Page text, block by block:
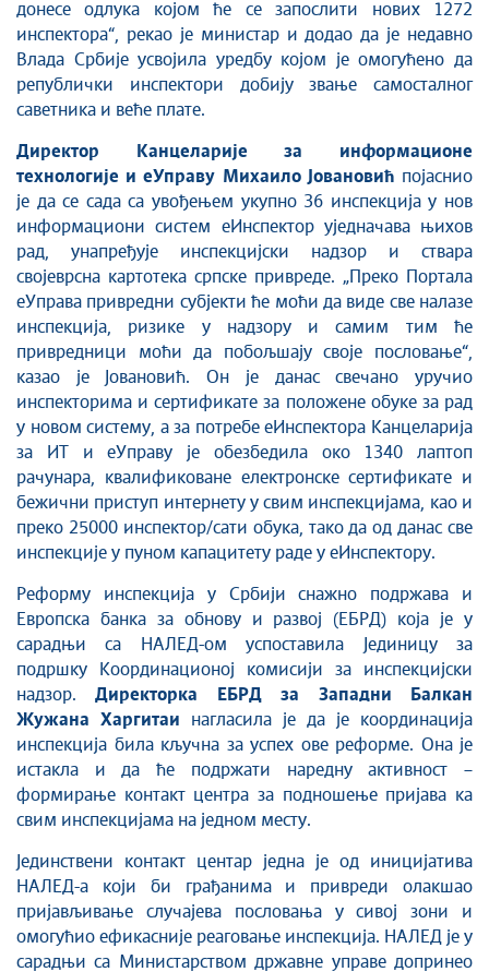
донесе одлука којом ће се запослити нових 1272
инспектора“, рекао је министар и додао да је недавно
Влада Србије усвојила уредбу којом је омогућено да
републички инспектори добију звање самосталног
саветника и веће плате.
Директор Канцеларије за информационе
технологије и еУправу Михаило Јовановић појаснио
је да се сада са увођењем укупно 36 инспекција у нов
информациони систем еИнспектор уједначава њихов
рад, унапређује инспекцијски надзор и ствара
својеврсна картотека српске привреде. „Преко Портала
еУправа привредни субјекти ће моћи да виде све налазе
инспекција, ризике у надзору и самим тим ће
привредници моћи да побољшају своје пословање“,
казао је Јовановић. Он је данас свечано уручио
инспекторима и сертификате за положене обуке за рад
у новом систему, а за потребе еИнспектора Канцеларија
за ИТ и еУправу је обезбедила око 1340 лаптоп
рачунара, квалификоване електронске сертификате и
бежични приступ интернету у свим инспекцијама, као и
преко 25000 инспектор/сати обука, тако да од данас све
инспекције у пуном капацитету раде у еИнспектору.
Реформу инспекција у Србији снажно подржава и
Европска банка за обнову и развој (ЕБРД) која је у
сарадњи са НАЛЕД-ом успоставила Јединицу за
подршку Координационој комисији за инспекцијски
надзор.Директорка ЕБРД за Западни Балкан
Жужана Харгитаи нагласила је да је координација
инспекција била кључна за успех ове реформе. Она је
истакла и да ће подржати наредну активност –
формирање контакт центра за подношење пријава ка
свим инспекцијама на једном месту.
Јединствени контакт центар једна је од иницијатива
НАЛЕД-а који би грађанима и привреди олакшао
пријављивање случајева пословања у сивој зони и
омогућио ефикасније реаговање инспекција. НАЛЕД је у
сарадњи са Министарством државне управе допринео